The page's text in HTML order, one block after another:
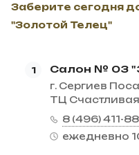
Заберите сегодня
"Золотой Телец"
1 Салон № 03
г. Сергиев
ТЦ Счастливая
8 (496) 411-
ежедневно